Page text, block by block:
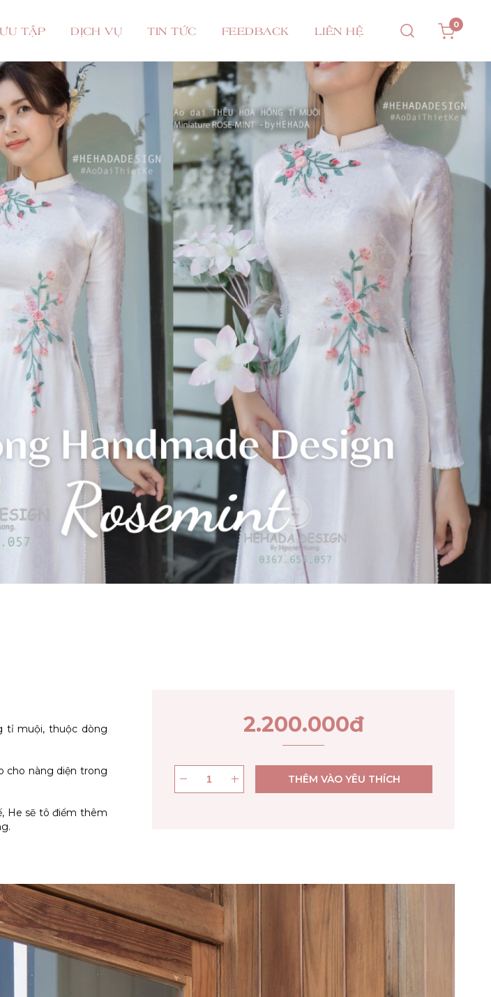
TẬP DỊCH VỤ TIN TỨC FEEDBACK LIÊN HỆ 0
tỉ muội, thuộc dòng
cho nàng diện trong
He sẽ tô điểm thêm
2.200.000đ
THÊM VÀO YÊU THÍCH